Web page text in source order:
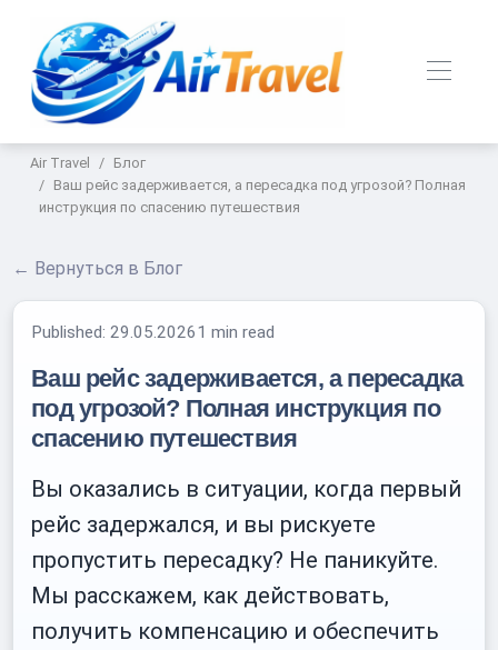
Air Travel
Блог
Ваш рейс задерживается, а пересадка под угрозой? Полная
инструкция по спасению путешествия
← Вернуться в Блог
Published:29.05.20261 min read
Ваш рейс задерживается, а пересадка
под угрозой? Полная инструкция по
спасению путешествия
Вы оказались в ситуации, когда первый
рейс задержался, и вы рискуете
пропустить пересадку? Не паникуйте.
Мы расскажем, как действовать,
получить компенсацию и обеспечить